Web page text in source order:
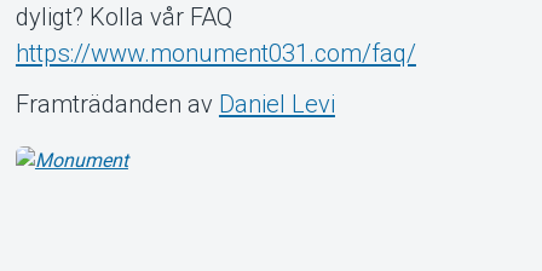
dyligt? Kolla vår FAQ
https://www.monument031.com/faq/
Framträdanden av Daniel Levi